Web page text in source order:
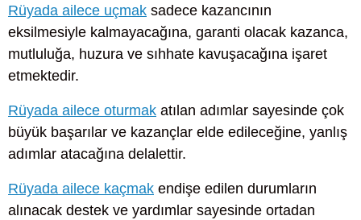
Rüyada ailece uçmak sadece kazancının
eksilmesiyle kalmayacağına, garanti olacak kazanca,
mutluluğa, huzura ve sıhhate kavuşacağına işaret
etmektedir.
Rüyada ailece oturmak atılan adımlar sayesinde çok
büyük başarılar ve kazançlar elde edileceğine, yanlış
adımlar atacağına delalettir.
Rüyada ailece kaçmak endişe edilen durumların
alınacak destek ve yardımlar sayesinde ortadan